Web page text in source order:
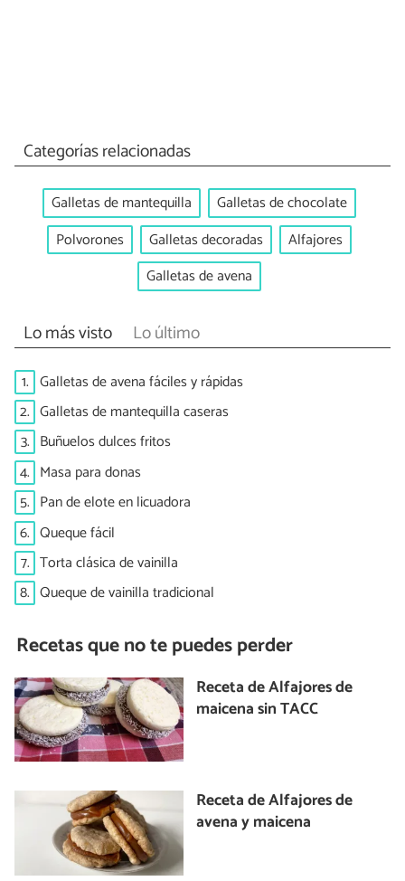
Categorías relacionadas
Galletas de mantequilla
Galletas de chocolate
Polvorones
Galletas decoradas
Alfajores
Galletas de avena
Lo más visto Lo último
1. Galletas de avena fáciles y rápidas
2. Galletas de mantequilla caseras
3. Buñuelos dulces fritos
4. Masa para donas
5. Pan de elote en licuadora
6. Queque fácil
7. Torta clásica de vainilla
8. Queque de vainilla tradicional
Recetas que no te puedes perder
Receta de Alfajores de
maicena sin TACC
Receta de Alfajores de
avena y maicena